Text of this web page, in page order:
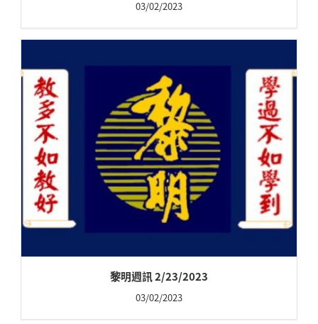
03/02/2023
黎明週訊 2/23/2023
03/02/2023